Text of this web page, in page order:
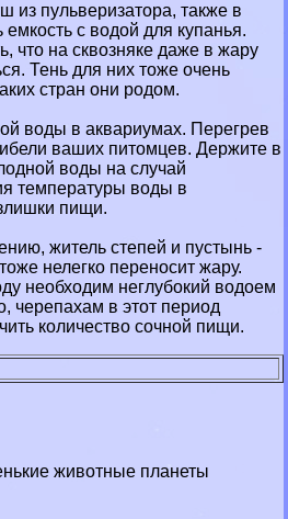
из пульверизатора, также в
емкость с водой для купанья.
что на сквозняке даже в жару
Тень для них тоже очень
стран они родом.
воды в аквариумах. Перегрев
ваших питомцев. Держите в
воды на случай
температуры воды в
пищи.
житель степей и пустынь -
нелегко переносит жару.
необходим неглубокий водоем
черепахам в этот период
количество сочной пищи.
животные планеты